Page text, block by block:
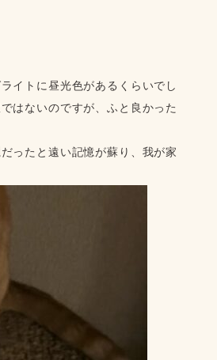
イトに昼光色があるくらいでし
はないのですが、ふと良かった
ったと遠い記憶が蘇り、我が家